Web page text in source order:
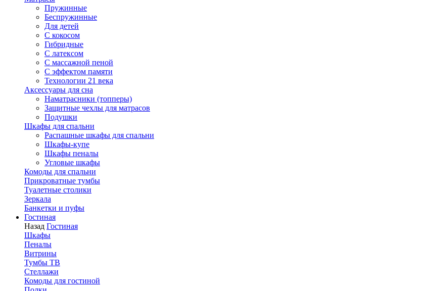
Пружинные
Беспружинные
Для детей
C кокосом
Гибридные
С латексом
С массажной пеной
С эффектом памяти
Технологии 21 века
Аксессуары для сна
Наматрасники (топперы)
Защитные чехлы для матрасов
Подушки
Шкафы для спальни
Распашные шкафы для спальни
Шкафы-купе
Шкафы пеналы
Угловые шкафы
Комоды для спальни
Прикроватные тумбы
Туалетные столики
Зеркала
Банкетки и пуфы
Гостиная
Назад Гостиная
Шкафы
Пеналы
Витрины
Тумбы ТВ
Стеллажи
Комоды для гостиной